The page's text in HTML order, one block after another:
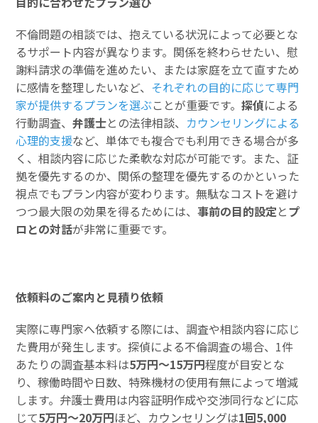
不倫問題の相談では、抱えている状況によって必要とな
るサポート内容が異なります。関係を終わらせたい、慰
謝料請求の準備を進めたい、または家庭を立て直すため
に感情を整理したいなど、 それぞれの目的に応じて専門
家が提供するプランを選ぶことが重要です。探偵による
行動調査、弁護士との法律相談、 カウンセリングによる
心理的支援など、単体でも複合でも利用できる場合が多
く、相談内容に応じた柔軟な対応が可能です。また、証
拠を優先するのか、関係の整理を優先するのかといった
視点でもプラン内容が変わります。無駄なコストを避け
つつ最大限の効果を得るためには、事前の目的設定とプ
ロとの対話が非常に重要です。
依頼料のご案内と見積り依頼
実際に専門家へ依頼する際には、調査や相談内容に応じ
た費用が発生します。探偵による不倫調査の場合、1件
あたりの調査基本料は5万円〜15万円程度が目安とな
り、稼働時間や日数、特殊機材の使用有無によって増減
します。弁護士費用は内容証明作成や交渉同行などに応
じて5万円〜20万円ほど、カウンセリングは1回5,000